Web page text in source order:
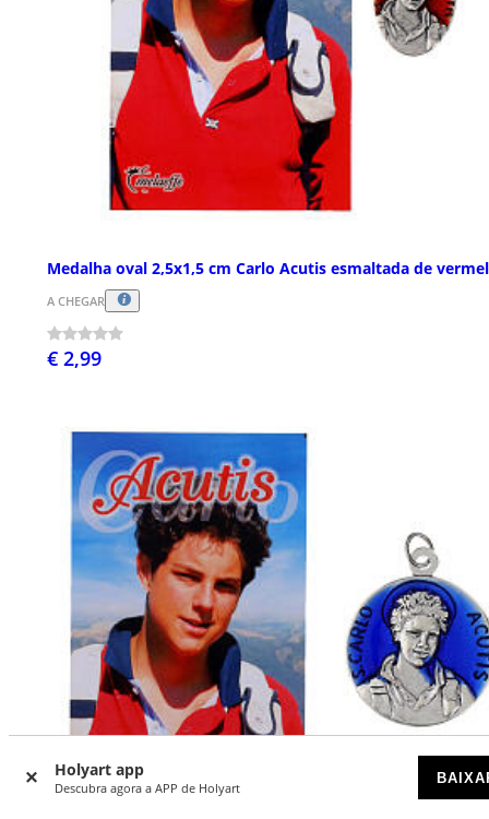
Holyart app
Descubra agora a APP de Holyart
Medalha oval 2,5x1,5 cm Carlo Acutis esmaltada de
A CHEGAR
€ 2,99